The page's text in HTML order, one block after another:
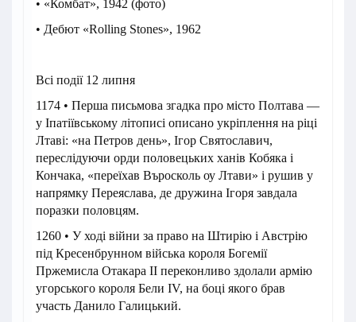
• «Комбат», 1942 (фото)
• Дебют «Rolling Stones», 1962
Всі події 12 липня
1174 • Перша письмова згадка про місто Полтава —
у Іпатіївському літописі описано укріплення на ріці
Лтаві: «на Петров день», Ігор Святославич,
переслідуючи орди половецьких ханів Кобяка і
Кончака, «переїхав Въросколь оу Лтави» і рушив у
напрямку Переяслава, де дружина Ігоря завдала
поразки половцям.
1260 • У ході війни за право на Штирію і Австрію
під Кресенбрунном війська короля Богемії
Пржемисла Отакара II переконливо здолали армію
угорського короля Бели IV, на боці якого брав
участь Данило Галицький.